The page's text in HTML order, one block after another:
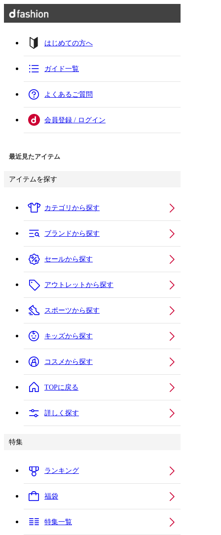
はじめての方へ
ガイド一覧
よくあるご質問
会員登録 / ログイン
最近見たアイテム
アイテムを探す
カテゴリから探す
ブランドから探す
セールから探す
アウトレットから探す
スポーツから探す
キッズから探す
コスメから探す
TOPに戻る
詳しく探す
特集
ランキング
福袋
特集一覧